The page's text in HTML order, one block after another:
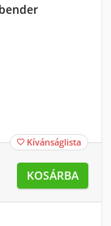
 Kívánságlista
KOSÁRBA